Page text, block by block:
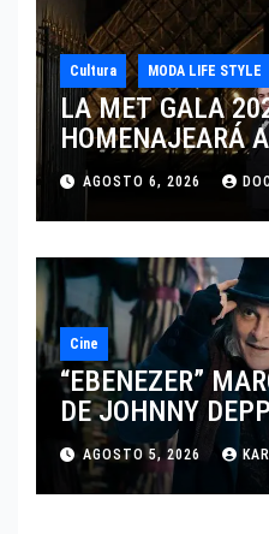
Cultura MODA LIFE STYLE
LA MET GALA
HOMENAJEARÁ
MARCANDO EL
DEL DRAMATISMO
AGOSTO 6, 2026 DOC
Cine
“EBENEZER”
DE JOHNNY
TRAS SU PASO
INDEPENDIENTE
AGOSTO 5, 2026